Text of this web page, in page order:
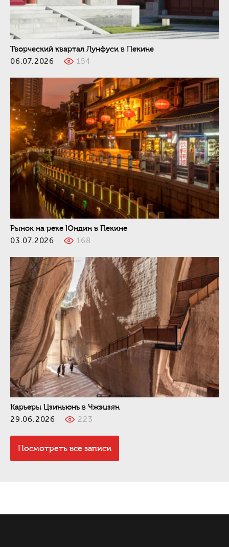
Творческий квартал Лунфуси в Пекине
06.07.2026
154
Рынок на реке Юндин в Пекине
03.07.2026
168
Карьеры Цзиньюнь в Чжэцзян
29.06.2026
223
Посмотреть все записи